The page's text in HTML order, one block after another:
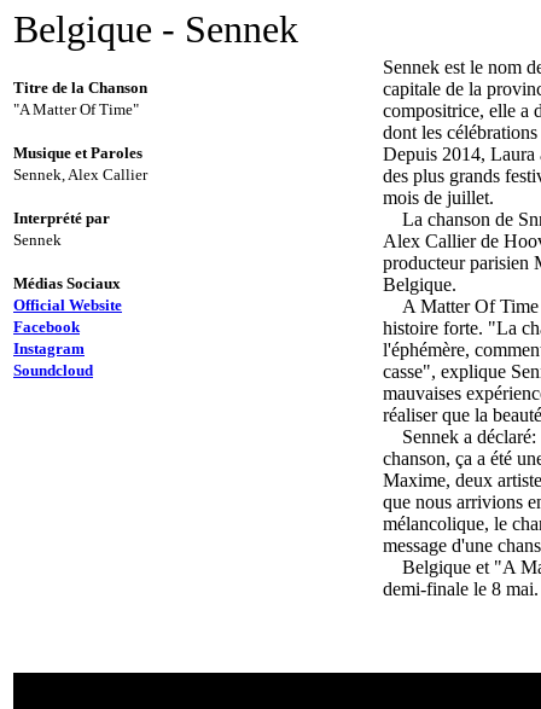
Belgique - Sennek
Titre de la Chanson
"A Matter Of Time"
Musique et Paroles
Sennek, Alex Callier
Interprété par
Sennek
Médias Sociaux
Official Website
Facebook
Instagram
Soundcloud
Sennek est le nom
capitale de la
compositrice, elle a
dont les
Depuis 2014, Laura
des plus grands
mois de juillet.
La chanson de
Alex Callier de
producteur parisien
Belgique.
A Matter Of Time
histoire forte. "La
l'éphémère,
casse", explique
mauvaises
réaliser que la
Sennek a déclaré:
chanson, ça a été
Maxime, deux
que nous arrivions
mélancolique, le
message d'une
Belgique et "A
demi-finale le 8 mai.